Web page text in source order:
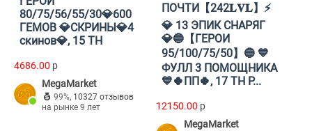
80/75/56/55/30💎600
ГЕМОВ 💎СКРИНЫ💎4
скинов💎, 15 TH
4686.00 p
MegaMarket
99%, 10327 отзывов
на рынке 9 лет
ПОЧТИ【242𝐋𝐕𝐋】⚡️
💎 13 ЭПИК СНАРЯГ
💎🔵【ГЕРОИ
95/100/75/50】🔵 💙
ФУЛЛ 3 ПОМОЩНИКА
💙🍀ПП🍀, 17 TH Р...
12150.00 p
MegaMarket